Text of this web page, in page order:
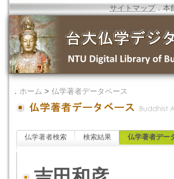
サイトマップ．本
． ホーム > 仏学著者データベース
仏学著者検索 検索結果 仏学著者デー